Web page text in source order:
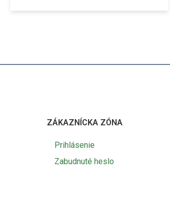
ZÁKAZNÍCKA ZÓNA
Prihlásenie
Zabudnuté heslo